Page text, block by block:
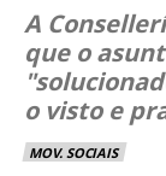
A
que o
o visto e
MOV. SOCIAIS